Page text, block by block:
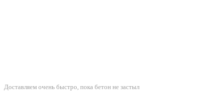
Доставляем очень быстро, пока бетон не застыл